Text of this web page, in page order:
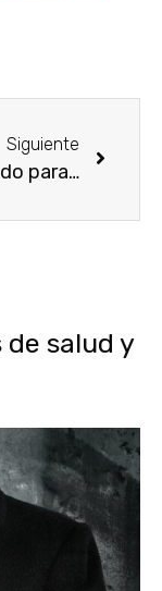
Siguiente
¿Preparado para el día de los enamorados?
salud y